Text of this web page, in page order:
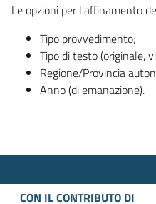
Le opzioni per l'affinamento
Tipo provvedimento;
Tipo di testo (originale,
Regione/Provincia
Anno (di emanazione).
CON IL CONTRIBUTO DI